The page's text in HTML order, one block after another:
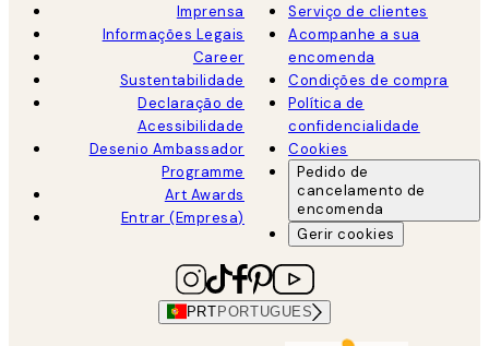
Imprensa
Informações Legais
Career
Sustentabilidade
Declaração de
Acessibilidade
Desenio Ambassador
Programme
Art Awards
Entrar (Empresa)
Serviço de clientes
Acompanhe a sua
encomenda
Condições de compra
Política de
confidencialidade
Cookies
Pedido de
cancelamento de
encomenda
Gerir cookies
PRT PORTUGUES